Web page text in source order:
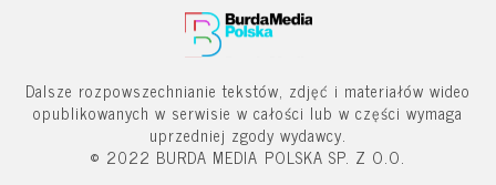
Dalsze rozpowszechnianie tekstów, zdjęć i materiałów wideo
opublikowanych w serwisie w całości lub w części wymaga
uprzedniej zgody wydawcy.
© 2022 BURDA MEDIA POLSKA SP. Z O.O.